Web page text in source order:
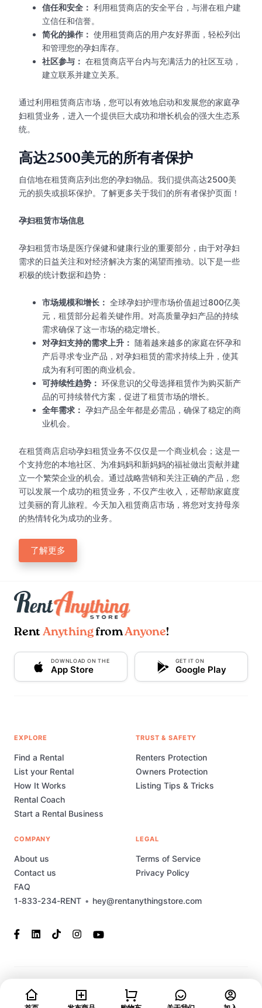
信任和安全： 利用租赁商店的安全平台，与潜在租户建
立信任和信誉。
简化的操作： 使用租赁商店的用户友好界面，轻松列出
和管理您的孕妇库存。
社区参与： 在租赁商店平台内与充满活力的社区互动，
建立联系并建立关系。
通过利用租赁商店市场，您可以有效地启动和发展您的家庭孕
妇租赁业务，进入一个提供巨大成功和增长机会的强大生态系
统。
高达2500美元的所有者保护
自信地在租赁商店列出您的孕妇物品。我们提供高达2500美
元的损失或损坏保护。了解更多关于我们的所有者保护页面！
孕妇租赁市场信息
孕妇租赁市场是医疗保健和健康行业的重要部分，由于对孕妇
需求的日益关注和对经济解决方案的渴望而推动。以下是一些
积极的统计数据和趋势：
市场规模和增长： 全球孕妇护理市场价值超过800亿美
元，租赁部分起着关键作用。对高质量孕妇产品的持续
需求确保了这一市场的稳定增长。
对孕妇支持的需求上升： 随着越来越多的家庭在怀孕和
产后寻求专业产品，对孕妇租赁的需求持续上升，使其
成为有利可图的商业机会。
可持续性趋势： 环保意识的父母选择租赁作为购买新产
品的可持续替代方案，促进了租赁市场的增长。
全年需求： 孕妇产品全年都是必需品，确保了稳定的商
业机会。
在租赁商店启动孕妇租赁业务不仅仅是一个商业机会；这是一
个支持您的本地社区、为准妈妈和新妈妈的福祉做出贡献并建
立一个繁荣企业的机会。通过战略营销和关注正确的产品，您
可以发展一个成功的租赁业务，不仅产生收入，还帮助家庭度
过美丽的育儿旅程。今天加入租赁商店市场，将您对支持母亲
的热情转化为成功的业务。
了解更多
Rent AnythingfromAnyone!
DOWNLOAD ON THE
App Store
GET IT ON
Google Play
1-833-234-RENT • hey@rentanythingstore.com
EXPLORE
Find a Rental
List your Rental
How It Works
Rental Coach
Start a Rental Business
TRUST & SAFETY
Renters Protection
Owners Protection
Listing Tips & Tricks
COMPANY
About us
Contact us
FAQ
LEGAL
Terms of Service
Privacy Policy
reserved. This marketplace has been built and is supported by